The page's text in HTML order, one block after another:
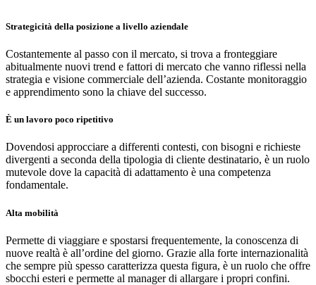
Strategicità della posizione a livello aziendale
Costantemente al passo con il mercato, si trova a fronteggiare
abitualmente nuovi trend e fattori di mercato che vanno riflessi nella
strategia e visione commerciale dell’azienda. Costante monitoraggio
e apprendimento sono la chiave del successo.
È un lavoro poco ripetitivo
Dovendosi approcciare a differenti contesti, con bisogni e richieste
divergenti a seconda della tipologia di cliente destinatario, è un ruolo
mutevole dove la capacità di adattamento è una competenza
fondamentale.
Alta mobilità
Permette di viaggiare e spostarsi frequentemente, la conoscenza di
nuove realtà è all’ordine del giorno. Grazie alla forte internazionalità
che sempre più spesso caratterizza questa figura, è un ruolo che offre
sbocchi esteri e permette al manager di allargare i propri confini.